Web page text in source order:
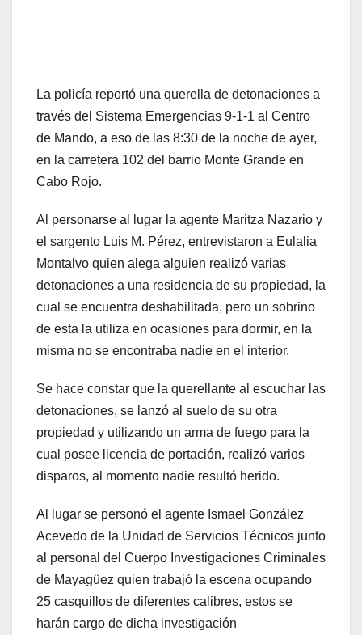
La policía reportó una querella de detonaciones a
través del Sistema Emergencias 9-1-1 al Centro
de Mando, a eso de las 8:30 de la noche de ayer,
en la carretera 102 del barrio Monte Grande en
Cabo Rojo.
Al personarse al lugar la agente Maritza Nazario y
el sargento Luis M. Pérez, entrevistaron a Eulalia
Montalvo quien alega alguien realizó varias
detonaciones a una residencia de su propiedad, la
cual se encuentra deshabilitada, pero un sobrino
de esta la utiliza en ocasiones para dormir, en la
misma no se encontraba nadie en el interior.
Se hace constar que la querellante al escuchar las
detonaciones, se lanzó al suelo de su otra
propiedad y utilizando un arma de fuego para la
cual posee licencia de portación, realizó varios
disparos, al momento nadie resultó herido.
Al lugar se personó el agente Ismael González
Acevedo de la Unidad de Servicios Técnicos junto
al personal del Cuerpo Investigaciones Criminales
de Mayagüez quien trabajó la escena ocupando
25 casquillos de diferentes calibres, estos se
harán cargo de dicha investigación